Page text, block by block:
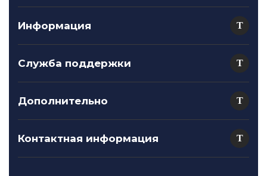
Информация
Служба поддержки
Дополнительно
Контактная информация